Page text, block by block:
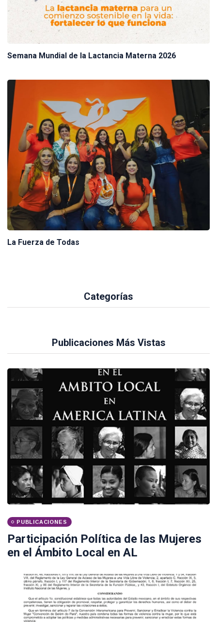
Semana Mundial de la Lactancia Materna 2026
La Fuerza de Todas
Categorías
Publicaciones Más Vistas
PUBLICACIONES
Participación Política de las Mujeres
en el Ámbito Local en AL